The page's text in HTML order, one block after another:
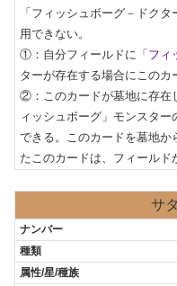
「フィッシュボーグ－ドク
用できない。
①：自分フィールドに 「フ
ターが存在する場合にこのカ
②：このカードが墓地に存在
ィッシュボーグ」モンスタ
できる。このカードを墓地か
たこのカードは、フィールド
サ